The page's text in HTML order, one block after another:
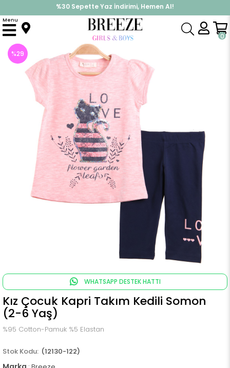
%30 Sepette Yaz İndirimi, Hemen Al!
İndirimlere ek %10 İndirimi Kap, Hemen Üye Ol!
0
Menu
Anasayfa Takımlar Kapri & Şort Takım
%29
İndirim
WHATSAPP DESTEK HATTI
Kız Çocuk Kapri Takım Kedili Somon
(2-6 Yaş)
%95 Cotton-Pamuk %5 Elastan
(12130-122)